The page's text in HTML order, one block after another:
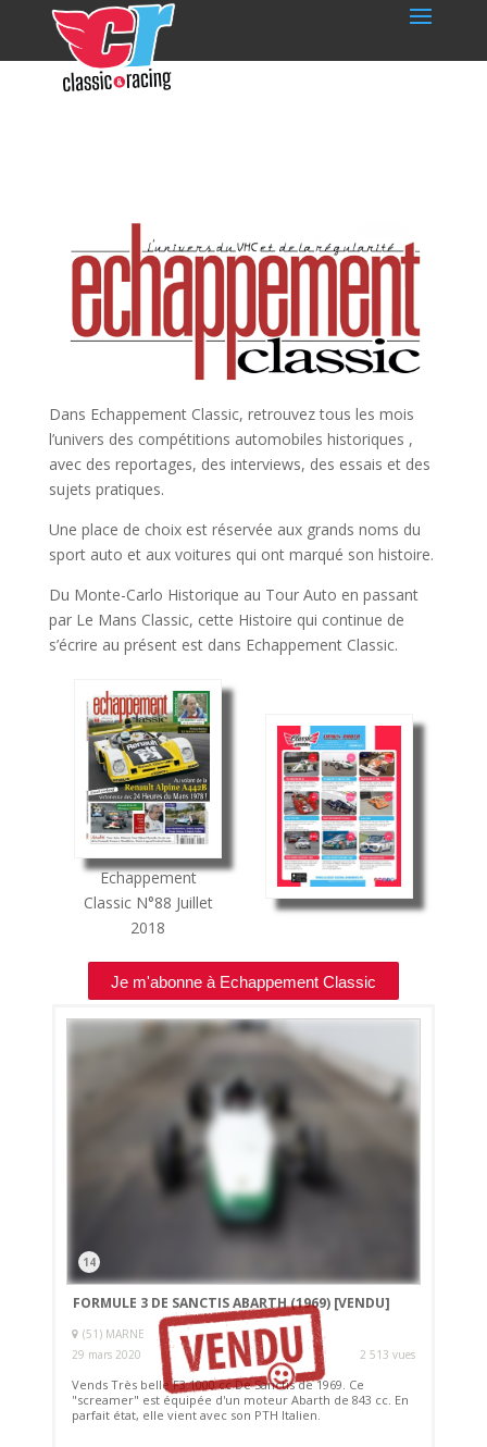
Dans Echappement Classic, retrouvez tous les mois
l’univers des compétitions automobiles historiques ,
avec des reportages, des interviews, des essais et des
sujets pratiques.
Une place de choix est réservée aux grands noms du
sport auto et aux voitures qui ont marqué son histoire.
Du Monte-Carlo Historique au Tour Auto en passant
par Le Mans Classic, cette Histoire qui continue de
s’écrire au présent est dans Echappement Classic.
Echappement
Classic N°88 Juillet
2018
Je m'abonne à Echappement Classic
14
FORMULE 3 DE SANCTIS ABARTH (1969) [VENDU]
(51) MARNE
29 mars 2020
2 513 vues
Vends Très belle F3 1000 cc De Sanctis de 1969. Ce
"screamer" est équipée d'un moteur Abarth de 843 cc. En
parfait état, elle vient avec son PTH Italien.